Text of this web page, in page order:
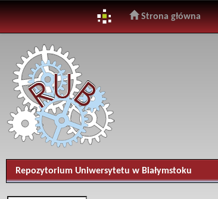
navigation
Strona główna
Repozytorium Uniwersytetu w Białymstoku